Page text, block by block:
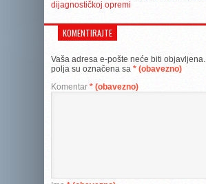
dijagnostičkoj opremi
KOMENTIRAJTE
Vaša adresa e-pošte neće biti objavljena.
polja su označena sa * (obavezno)
Komentar * (obavezno)